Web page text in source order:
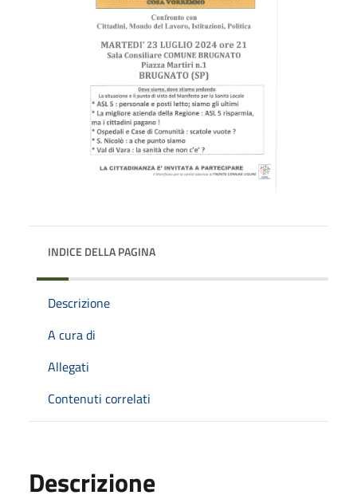
INDICE DELLA PAGINA
Descrizione
A cura di
Allegati
Contenuti correlati
Descrizione